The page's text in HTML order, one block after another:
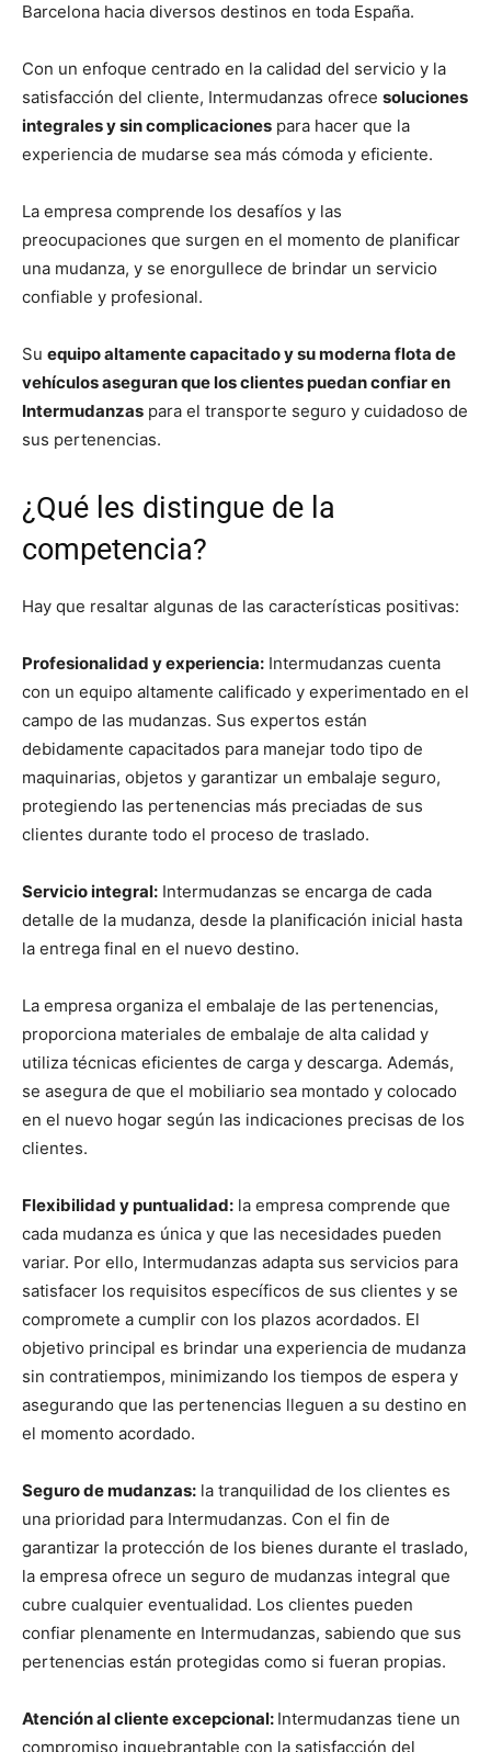
Barcelona hacia diversos destinos en toda España.
Con un enfoque centrado en la calidad del servicio y la
satisfacción del cliente, Intermudanzas ofrece soluciones
integrales y sin complicaciones para hacer que la
experiencia de mudarse sea más cómoda y eficiente.
La empresa comprende los desafíos y las
preocupaciones que surgen en el momento de planificar
una mudanza, y se enorgullece de brindar un servicio
confiable y profesional.
Su equipo altamente capacitado y su moderna flota de
vehículos aseguran que los clientes puedan confiar en
Intermudanzas para el transporte seguro y cuidadoso de
sus pertenencias.
¿Qué les distingue de la
competencia?
Hay que resaltar algunas de las características positivas:
Profesionalidad y experiencia: Intermudanzas cuenta
con un equipo altamente calificado y experimentado en el
campo de las mudanzas. Sus expertos están
debidamente capacitados para manejar todo tipo de
maquinarias, objetos y garantizar un embalaje seguro,
protegiendo las pertenencias más preciadas de sus
clientes durante todo el proceso de traslado.
Servicio integral: Intermudanzas se encarga de cada
detalle de la mudanza, desde la planificación inicial hasta
la entrega final en el nuevo destino.
La empresa organiza el embalaje de las pertenencias,
proporciona materiales de embalaje de alta calidad y
utiliza técnicas eficientes de carga y descarga. Además,
se asegura de que el mobiliario sea montado y colocado
en el nuevo hogar según las indicaciones precisas de los
clientes.
Flexibilidad y puntualidad: la empresa comprende que
cada mudanza es única y que las necesidades pueden
variar. Por ello, Intermudanzas adapta sus servicios para
satisfacer los requisitos específicos de sus clientes y se
compromete a cumplir con los plazos acordados. El
objetivo principal es brindar una experiencia de mudanza
sin contratiempos, minimizando los tiempos de espera y
asegurando que las pertenencias lleguen a su destino en
el momento acordado.
Seguro de mudanzas: la tranquilidad de los clientes es
una prioridad para Intermudanzas. Con el fin de
garantizar la protección de los bienes durante el traslado,
la empresa ofrece un seguro de mudanzas integral que
cubre cualquier eventualidad. Los clientes pueden
confiar plenamente en Intermudanzas, sabiendo que sus
pertenencias están protegidas como si fueran propias.
Atención al cliente excepcional: Intermudanzas tiene un
compromiso inquebrantable con la satisfacción del